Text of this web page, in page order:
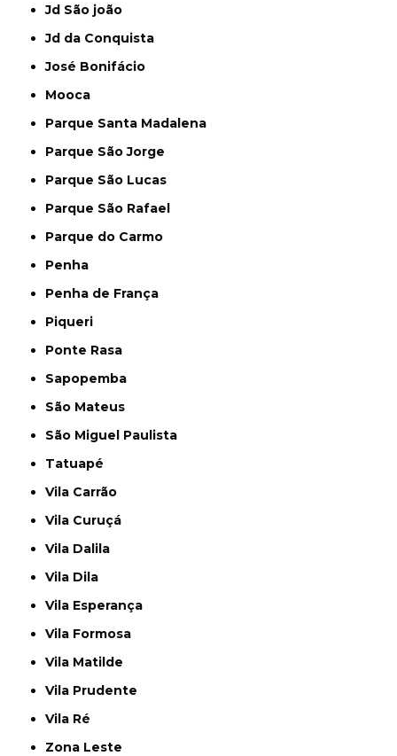
Jd São joão
Jd da Conquista
José Bonifácio
Mooca
Parque Santa Madalena
Parque São Jorge
Parque São Lucas
Parque São Rafael
Parque do Carmo
Penha
Penha de França
Piqueri
Ponte Rasa
Sapopemba
São Mateus
São Miguel Paulista
Tatuapé
Vila Carrão
Vila Curuçá
Vila Dalila
Vila Dila
Vila Esperança
Vila Formosa
Vila Matilde
Vila Prudente
Vila Ré
Zona Leste